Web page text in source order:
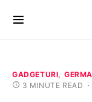
GADGETURI
3 MINUTE READ